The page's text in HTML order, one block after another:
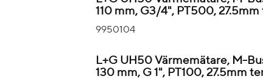
110 mm, G3/4", PT500,
9950104
L+G UH50 Värmemätare, M-
130 mm, G 1", PT100, 27.5mm